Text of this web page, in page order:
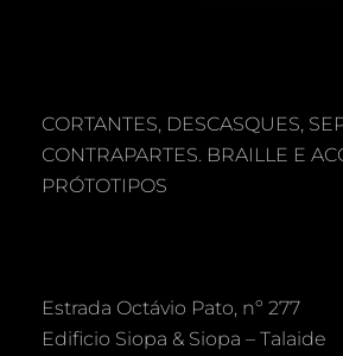
CORTANTES, DESCASQUES,
CONTRAPARTES. BRAILLE E
PRÓTOTIPOS
Estrada Octávio Pato, nº 277
Edificio Siopa & Siopa – Talaide